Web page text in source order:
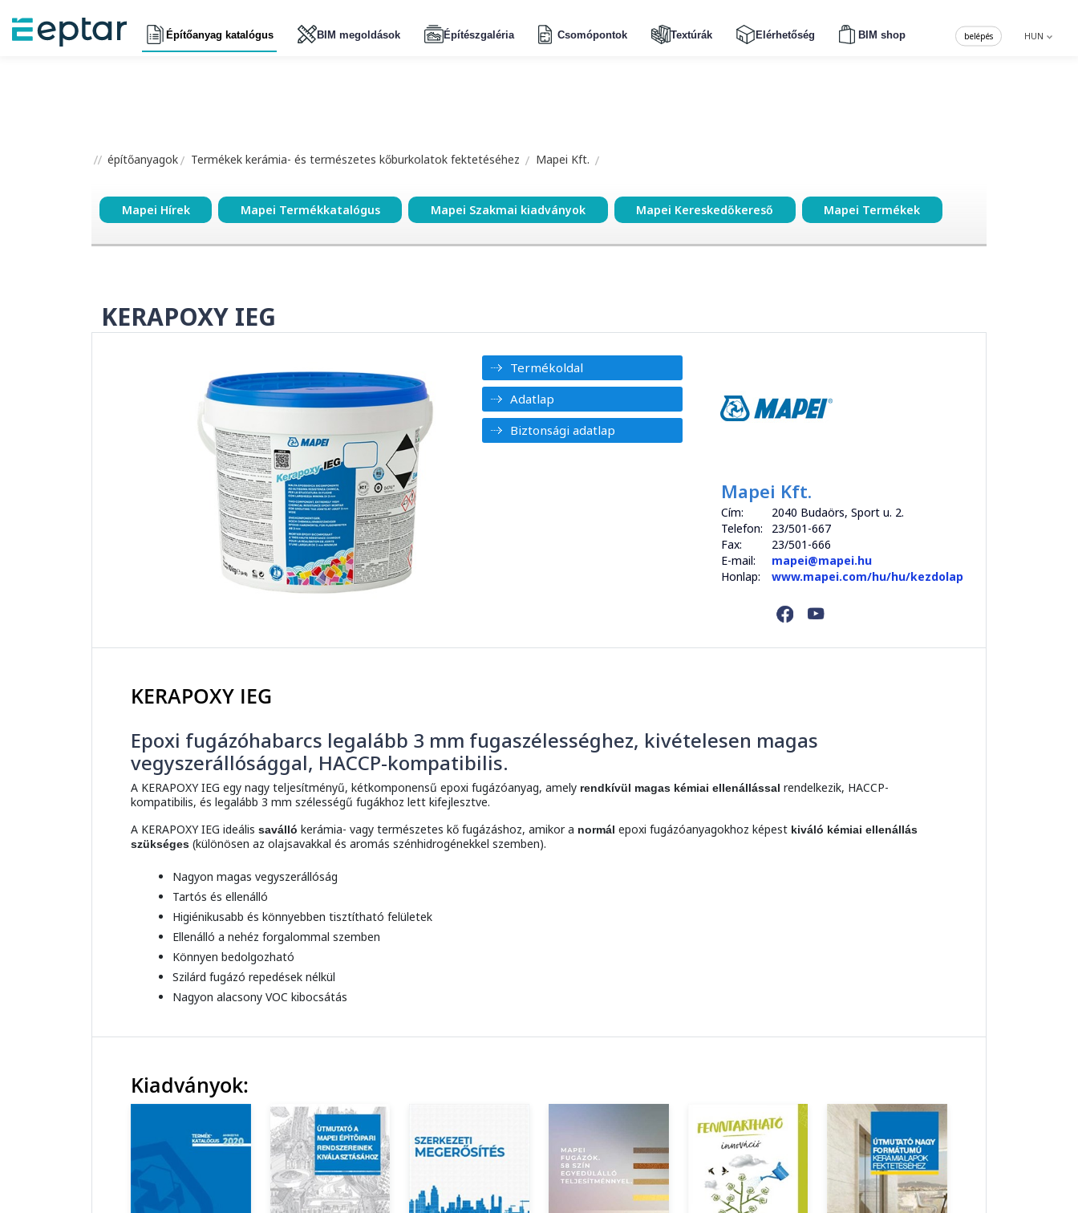
Építőanyag katalógus BIM megoldások Építészgaléria Csomópontok Textúrák Elérhetőség BIM shop HUN
belépés
építőanyagok Termékek kerámia- és természetes kőburkolatok fektetéséhez Mapei Kft.
Mapei Hírek Mapei Termékkatalógus Mapei Szakmai kiadványok Mapei Kereskedőkereső Mapei Termékek
KERAPOXY IEG
Termékoldal
Adatlap
Biztonsági adatlap
Mapei Kft.
Cím:
2040 Budaörs, Sport u. 2.
Telefon:
23/501-667
Fax:
23/501-666
E-mail:
mapei@mapei.hu
Honlap:
www.mapei.com/hu/hu/kezdolap
KERAPOXY IEG
Epoxi fugázóhabarcs legalább 3 mm fugaszélességhez, kivételesen magas
vegyszerállósággal, HACCP-kompatibilis.
A KERAPOXY IEG egy nagy teljesítményű, kétkomponensű epoxi fugázóanyag, amely rendkívül magas kémiai ellenállással rendelkezik, HACCP-
kompatibilis, és legalább 3 mm szélességű fugákhoz lett kifejlesztve.
A KERAPOXY IEG ideális saválló kerámia- vagy természetes kő fugázáshoz, amikor a normál epoxi fugázóanyagokhoz képest kiváló kémiai ellenállás
szükséges (különösen az olajsavakkal és aromás szénhidrogénekkel szemben).
Nagyon magas vegyszerállóság
Tartós és ellenálló
Higiénikusabb és könnyebben tisztítható felületek
Ellenálló a nehéz forgalommal szemben
Könnyen bedolgozható
Szilárd fugázó repedések nélkül
Nagyon alacsony VOC kibocsátás
Kiadványok: